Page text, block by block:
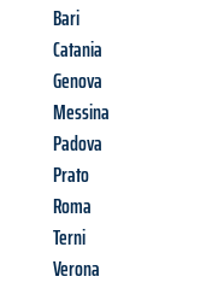
Bari
Catania
Genova
Messina
Padova
Prato
Roma
Terni
Verona